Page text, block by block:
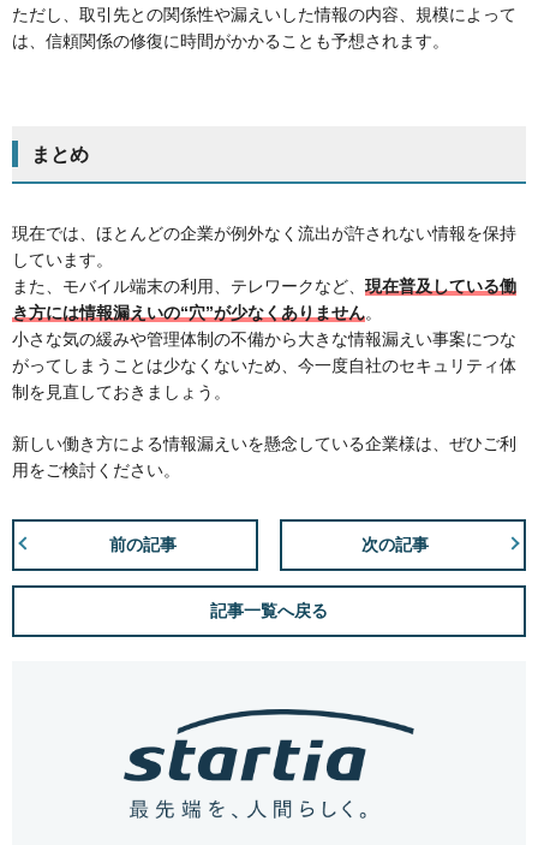
ただし、取引先との関係性や漏えいした情報の内容、規模によって
は、信頼関係の修復に時間がかかることも予想されます。
まとめ
現在では、ほとんどの企業が例外なく流出が許されない情報を保持
しています。
また、モバイル端末の利用、テレワークなど、 現在普及している働
き方には情報漏えいの“穴”が少なくありません。
小さな気の緩みや管理体制の不備から大きな情報漏えい事案につな
がってしまうことは少なくないため、今一度自社のセキュリティ体
制を見直しておきましょう。
新しい働き方による情報漏えいを懸念している企業様は、ぜひご利
用をご検討ください。
前の記事
記事一覧へ戻る
次の記事